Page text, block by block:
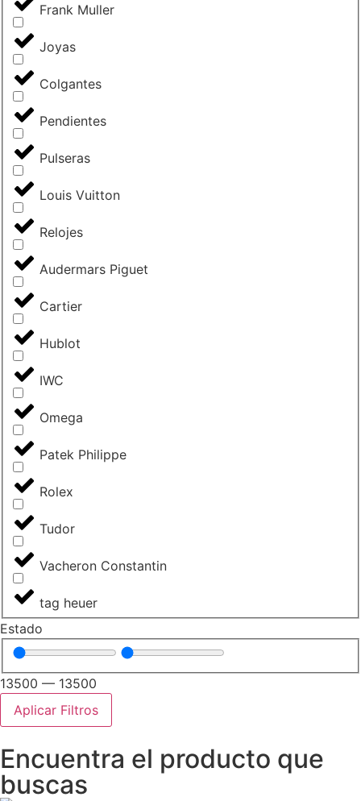
Frank Muller
Joyas
Colgantes
Pendientes
Pulseras
Louis Vuitton
Relojes
Audermars Piguet
Cartier
Hublot
IWC
Omega
Patek Philippe
Rolex
Tudor
Vacheron Constantin
tag heuer
Estado
13500 — 13500
Aplicar Filtros
Encuentra el producto que
buscas